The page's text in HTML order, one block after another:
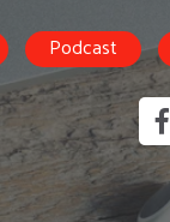
Podcast